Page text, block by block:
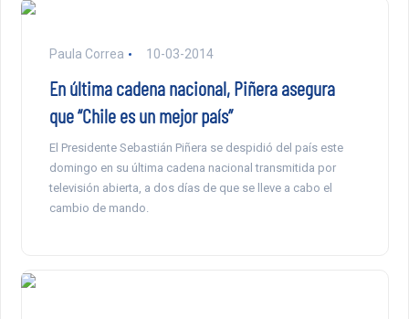
Paula Correa 10-03-2014
En última cadena nacional, Piñera asegura
que “Chile es un mejor país”
El Presidente Sebastián Piñera se despidió del país este
domingo en su última cadena nacional transmitida por
televisión abierta, a dos días de que se lleve a cabo el
cambio de mando.